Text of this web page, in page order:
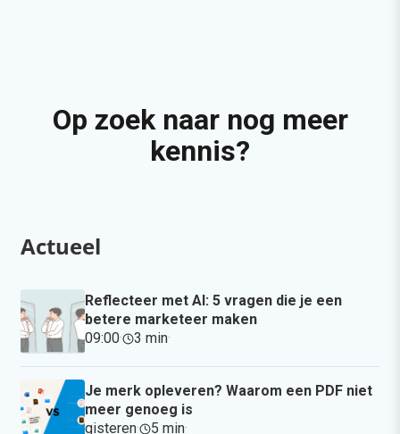
Op zoek naar nog meer
kennis?
Actueel
Reflecteer met AI: 5 vragen die je een
betere marketeer maken
09:00· 3 min·
Je merk opleveren? Waarom een PDF niet
meer genoeg is
gisteren· 5 min·